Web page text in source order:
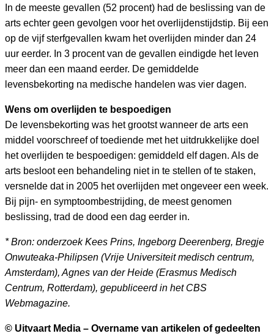
In de meeste gevallen (52 procent) had de beslissing van de
arts echter geen gevolgen voor het overlijdenstijdstip. Bij een
op de vijf sterfgevallen kwam het overlijden minder dan 24
uur eerder. In 3 procent van de gevallen eindigde het leven
meer dan een maand eerder. De gemiddelde
levensbekorting na medische handelen was vier dagen.
Wens om overlijden te bespoedigen
De levensbekorting was het grootst wanneer de arts een
middel voorschreef of toediende met het uitdrukkelijke doel
het overlijden te bespoedigen: gemiddeld elf dagen. Als de
arts besloot een behandeling niet in te stellen of te staken,
versnelde dat in 2005 het overlijden met ongeveer een week.
Bij pijn- en symptoombestrijding, de meest genomen
beslissing, trad de dood een dag eerder in.
* Bron: onderzoek Kees Prins, Ingeborg Deerenberg, Bregje
Onwuteaka-Philipsen (Vrije Universiteit medisch centrum,
Amsterdam), Agnes van der Heide (Erasmus Medisch
Centrum, Rotterdam), gepubliceerd in het CBS
Webmagazine.
© Uitvaart Media – Overname van artikelen of gedeelten